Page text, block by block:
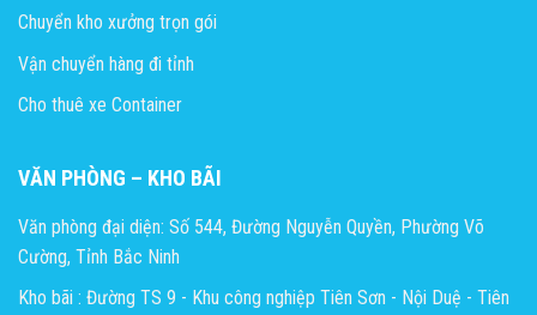
Chuyển kho xưởng trọn gói
Vận chuyển hàng đi tỉnh
Cho thuê xe Container
VĂN PHÒNG – KHO BÃI
Văn phòng đại diện: Số 544, Đường Nguyễn Quyền, Phường Võ
Cường, Tỉnh Bắc Ninh
Kho bãi : Đường TS 9 - Khu công nghiệp Tiên Sơn - Nội Duệ - Tiên